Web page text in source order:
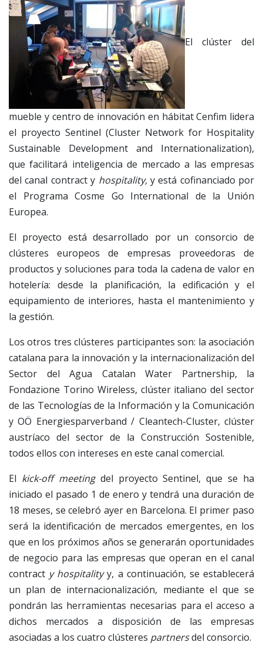
El clúster del
mueble y centro de innovación en hábitat Cenfim lidera
el proyecto Sentinel (Cluster Network for Hospitality
Sustainable Development and Internationalization),
que facilitará inteligencia de mercado a las empresas
del canal contract y hospitality,y está cofinanciado por
el Programa Cosme Go International de la Unión
Europea.
El proyecto está desarrollado por un consorcio de
clústeres europeos de empresas proveedoras de
productos y soluciones para toda la cadena de valor en
hotelería: desde la planificación, la edificación y el
equipamiento de interiores, hasta el mantenimiento y
la gestión.
Los otros tres clústeres participantes son: la asociación
catalana para la innovación y la internacionalización del
Sector del Agua Catalan Water Partnership, la
Fondazione Torino Wireless, clúster italiano del sector
de las Tecnologías de la Información y la Comunicación
y OÖ Energiesparverband / Cleantech-Cluster, clúster
austríaco del sector de la Construcción Sostenible,
todos ellos con intereses en este canal comercial.
El kick-off meetingdel proyecto Sentinel, que se ha
iniciado el pasado 1 de enero y tendrá una duración de
18 meses, se celebró ayer en Barcelona. El primer paso
será la identificación de mercados emergentes, en los
que en los próximos años se generarán oportunidades
de negocio para las empresas que operan en el canal
contract y hospitalityy, a continuación, se establecerá
un plan de internacionalización, mediante el que se
pondrán las herramientas necesarias para el acceso a
dichos mercados a disposición de las empresas
asociadas a los cuatro clústeres partnersdel consorcio.